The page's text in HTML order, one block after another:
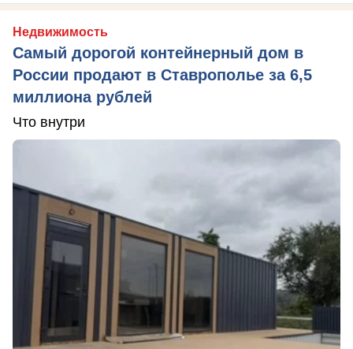
Недвижимость
Самый дорогой контейнерный дом в
России продают в Ставрополье за 6,5
миллиона рублей
Что внутри